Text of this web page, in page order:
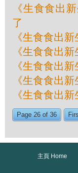
《生食食出
了
《生食食出
《生食食出
《生食食出
《生食食出
《生食食出
Page 26 of 36
主頁 Home